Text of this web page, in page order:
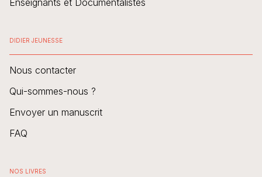
DIDIER JEUNESSE
Nous contacter
Qui-sommes-nous ?
Envoyer un manuscrit
FAQ
NOS LIVRES